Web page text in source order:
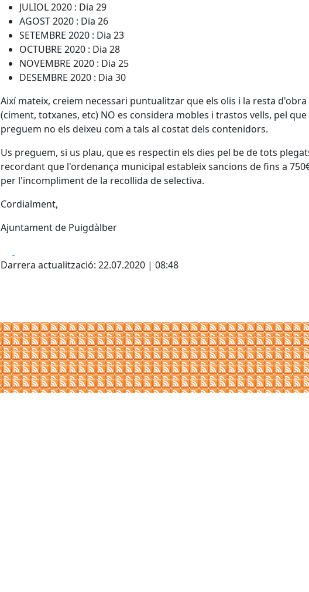
JULIOL 2020 : Dia 29
AGOST 2020 : Dia 26
SETEMBRE 2020 : Dia 23
OCTUBRE 2020 : Dia 28
NOVEMBRE 2020 : Dia 25
DESEMBRE 2020 : Dia 30
Així mateix, creiem necessari puntualitzar que els olis i la resta d'obra
(ciment, totxanes, etc) NO es considera mobles i trastos vells, pel que
preguem no els deixeu com a tals al costat dels contenidors.
Us preguem, si us plau, que es respectin els dies pel be de tots
recordant que l'ordenança municipal estableix sancions de fins a
per l'incompliment de la recollida de selectiva.
Cordialment,
Ajuntament de Puigdàlber
Darrera actualització: 22.07.2020 | 08:48